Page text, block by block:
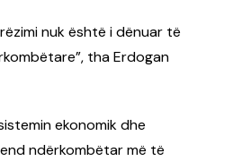
nuk është i dënuar të
tha Erdogan
ekonomik dhe
ndërkombëtar më të